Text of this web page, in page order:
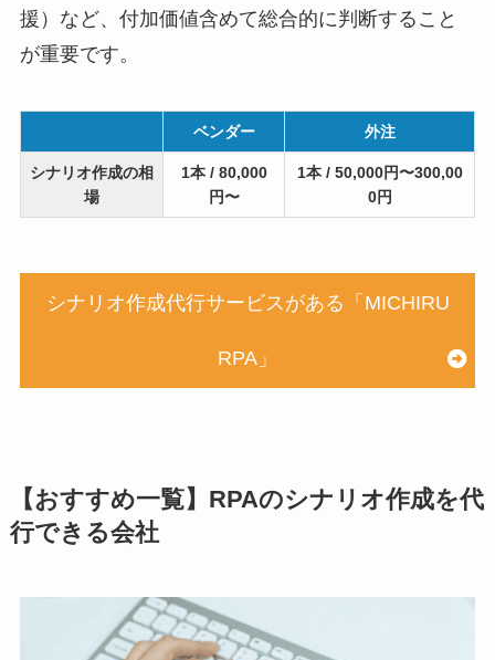
援）など、付加価値含めて総合的に判断すること
が重要です。
ベンダー 外注
シナリオ作成の相
場
1本 / 80,000
円〜
1本 / 50,000円〜300,00
0円
シナリオ作成代行サービスがある「MICHIRU
RPA」
【おすすめ一覧】RPAのシナリオ作成を代
行できる会社